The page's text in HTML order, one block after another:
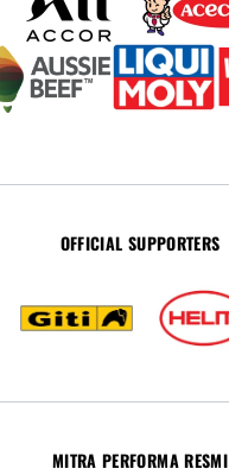
OFFICIAL SUPPORTERS
MITRA PERFORMA RESMI